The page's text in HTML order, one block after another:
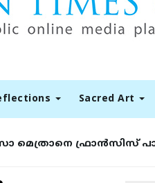
Sacred Art
ഫ്രാന്‍സിസ്